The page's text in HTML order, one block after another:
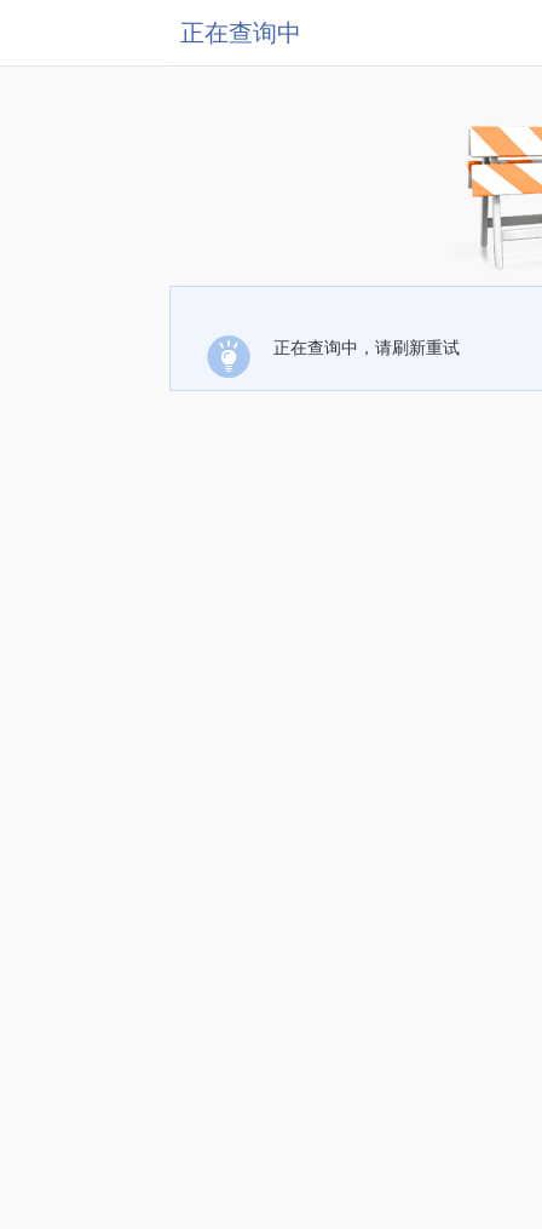
正在查询中
正在查询中，请刷新重试